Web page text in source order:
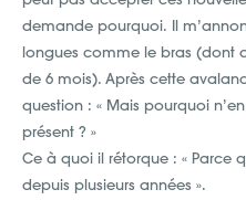
demande pourquoi. Il
longues comme le bras (dont
de 6 mois). Après cette
question : « Mais pourquoi
présent ? »
Ce à quoi il rétorque : « Parce
depuis plusieurs années ».